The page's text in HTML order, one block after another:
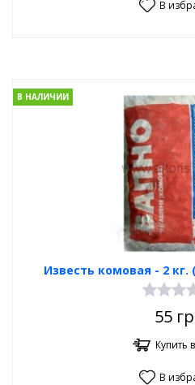
В
Известь комовая - 2
В НАЛИЧИИ
55
Купить
В